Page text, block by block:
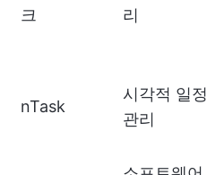
크
리
nTask
시각적 일정
관리